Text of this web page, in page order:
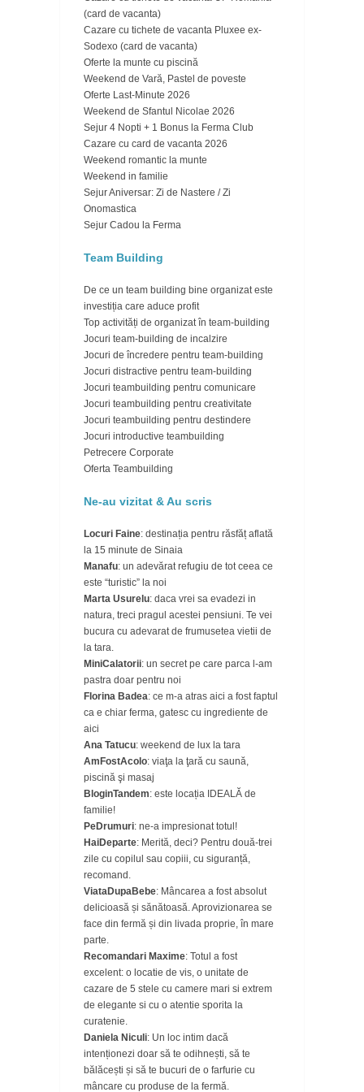
(card de vacanta)
Cazare cu tichete de vacanta Pluxee ex-
Sodexo (card de vacanta)
Oferte la munte cu piscină
Weekend de Vară, Pastel de poveste
Oferte Last-Minute 2026
Weekend de Sfantul Nicolae 2026
Sejur 4 Nopti + 1 Bonus la Ferma Club
Cazare cu card de vacanta 2026
Weekend romantic la munte
Weekend in familie
Sejur Aniversar: Zi de Nastere / Zi
Onomastica
Sejur Cadou la Ferma
Team Building
De ce un team building bine organizat este
investiția care aduce profit
Top activități de organizat în team-building
Jocuri team-building de incalzire
Jocuri de încredere pentru team-building
Jocuri distractive pentru team-building
Jocuri teambuilding pentru comunicare
Jocuri teambuilding pentru creativitate
Jocuri teambuilding pentru destindere
Jocuri introductive teambuilding
Petrecere Corporate
Oferta Teambuilding
Ne-au vizitat & Au scris
Locuri Faine: destinația pentru răsfăț aflată
la 15 minute de Sinaia
Manafu: un adevărat refugiu de tot ceea ce
este “turistic” la noi
Marta Usurelu: daca vrei sa evadezi in
natura, treci pragul acestei pensiuni. Te vei
bucura cu adevarat de frumusetea vietii de
la tara.
MiniCalatorii: un secret pe care parca l-am
pastra doar pentru noi
Florina Badea: ce m-a atras aici a fost faptul
ca e chiar ferma, gatesc cu ingrediente de
aici
Ana Tatucu: weekend de lux la tara
AmFostAcolo: viaţa la ţară cu saună,
piscină şi masaj
BloginTandem: este locația IDEALĂ de
familie!
PeDrumuri: ne-a impresionat totul!
HaiDeparte: Merită, deci? Pentru două-trei
zile cu copilul sau copiii, cu siguranță,
recomand.
ViataDupaBebe: Mâncarea a fost absolut
delicioasă și sănătoasă. Aprovizionarea se
face din fermă și din livada proprie, în mare
parte.
Recomandari Maxime: Totul a fost
excelent: o locatie de vis, o unitate de
cazare de 5 stele cu camere mari si extrem
de elegante si cu o atentie sporita la
curatenie.
Daniela Niculi: Un loc intim dacă
intenționezi doar să te odihnești, să te
bălăcești și să te bucuri de o farfurie cu
mâncare cu produse de la fermă.